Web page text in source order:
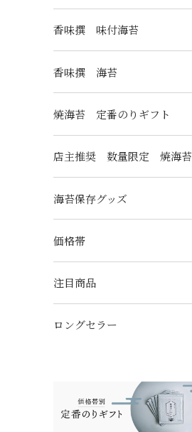
香味撰 味付海苔
香味撰 海苔
焼海苔 定番のりギフト
店主推奨 数量限定 焼海苔
海苔保存グッズ
価格帯
注目商品
ロングセラー